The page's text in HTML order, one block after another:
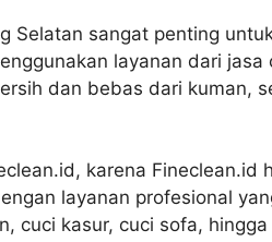
Selatan sangat penting
layanan dari jasa
dan bebas dari kuman,
karena Fineclean.id
layanan profesional
cuci kasur, cuci sofa,